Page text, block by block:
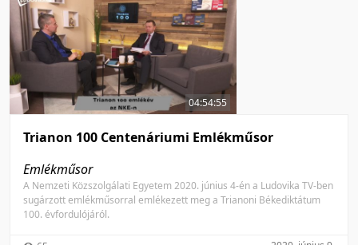
04:54:55
Trianon 100 Centenáriumi Emlékműsor
Emlékműsor
A Nemzeti Közszolgálati Egyetem 2020. június 4-én a Ludovika TV-ben
sugárzott emlékműsorral emlékezett meg a Trianoni Békediktátum
100. évfordulójáról.